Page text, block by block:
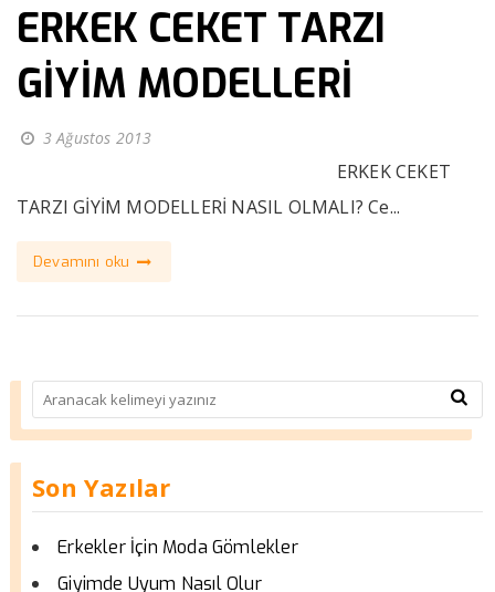
ERKEK CEKET TARZI
GİYİM MODELLERİ
3 Ağustos 2013
ERKEK CEKET
TARZI GİYİM MODELLERİ NASIL OLMALI? Ce...
Devamını oku
Son Yazılar
Erkekler İçin Moda Gömlekler
Giyimde Uyum Nasıl Olur